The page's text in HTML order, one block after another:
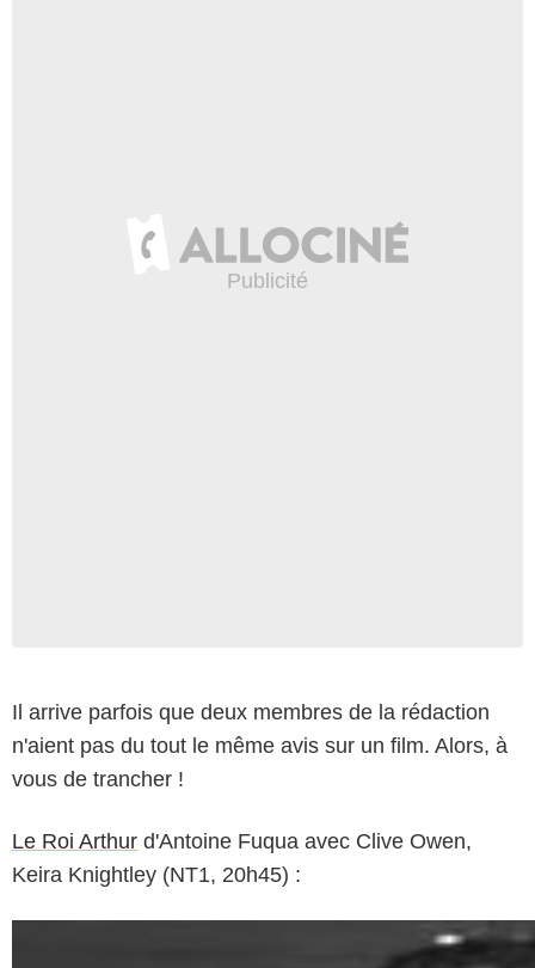
Il arrive parfois que deux membres de la rédaction
n'aient pas du tout le même avis sur un film. Alors, à
vous de trancher !
Le Roi Arthur d'Antoine Fuqua avec Clive Owen,
Keira Knightley (NT1, 20h45) :